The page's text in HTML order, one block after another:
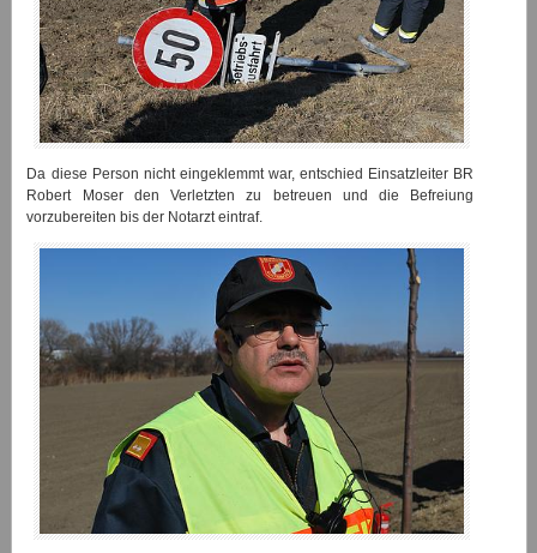
Da diese Person nicht eingeklemmt war, entschied Einsatzleiter BR
Robert Moser den Verletzten zu betreuen und die Befreiung
vorzubereiten bis der Notarzt eintraf.